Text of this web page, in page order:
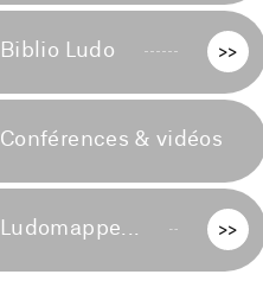
Biblio Ludo >>
Conférences & vidéos
Ludomappe... >>